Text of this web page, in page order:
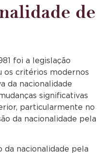
de
foi a legislação
os critérios modernos
da nacionalidade
significativas
particularmente no
da nacionalidade pela
da nacionalidade pela